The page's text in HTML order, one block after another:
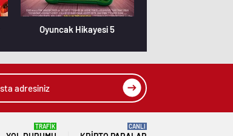
Oyuncak Hikayesi 5
TRAFİK CANLI